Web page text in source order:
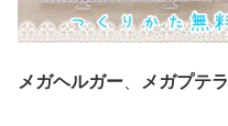
メガヘルガー メガプテラ